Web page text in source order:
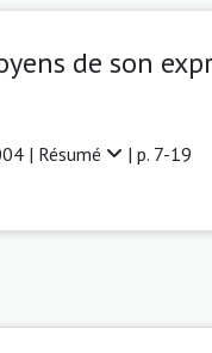
de son
| Résumé | p. 7-19